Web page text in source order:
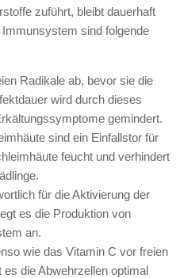
zuführt, bleibt dauerhaft
sind folgende
Radikale ab, bevor sie die
wird durch dieses
gemindert.
sind ein Einfallstor für
feucht und verhindert
für die Aktivierung der
es die Produktion von
an.
wie das Vitamin C vor freien
die Abwehrzellen optimal